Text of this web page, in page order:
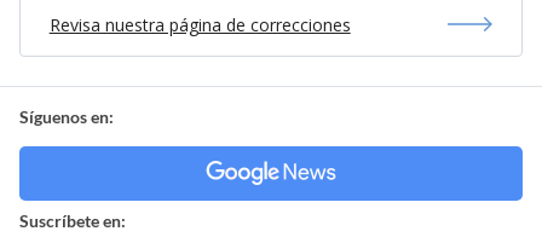
Revisa nuestra página de correcciones
Síguenos en:
Suscríbete en: